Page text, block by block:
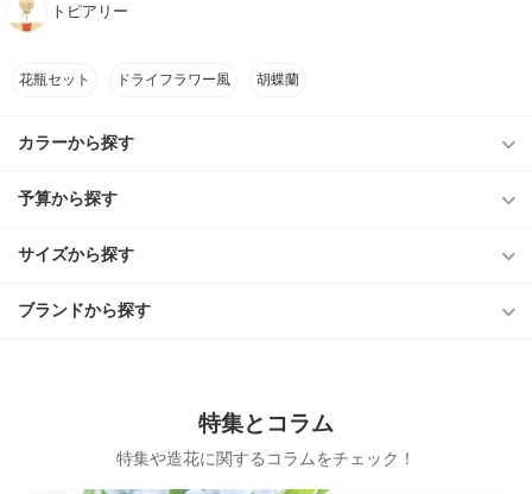
トピアリー
花瓶セット ドライフラワー風 胡蝶蘭
カラーから探す
予算から探す
サイズから探す
ブランドから探す
特集とコラム
特集や造花に関するコラムをチェック！